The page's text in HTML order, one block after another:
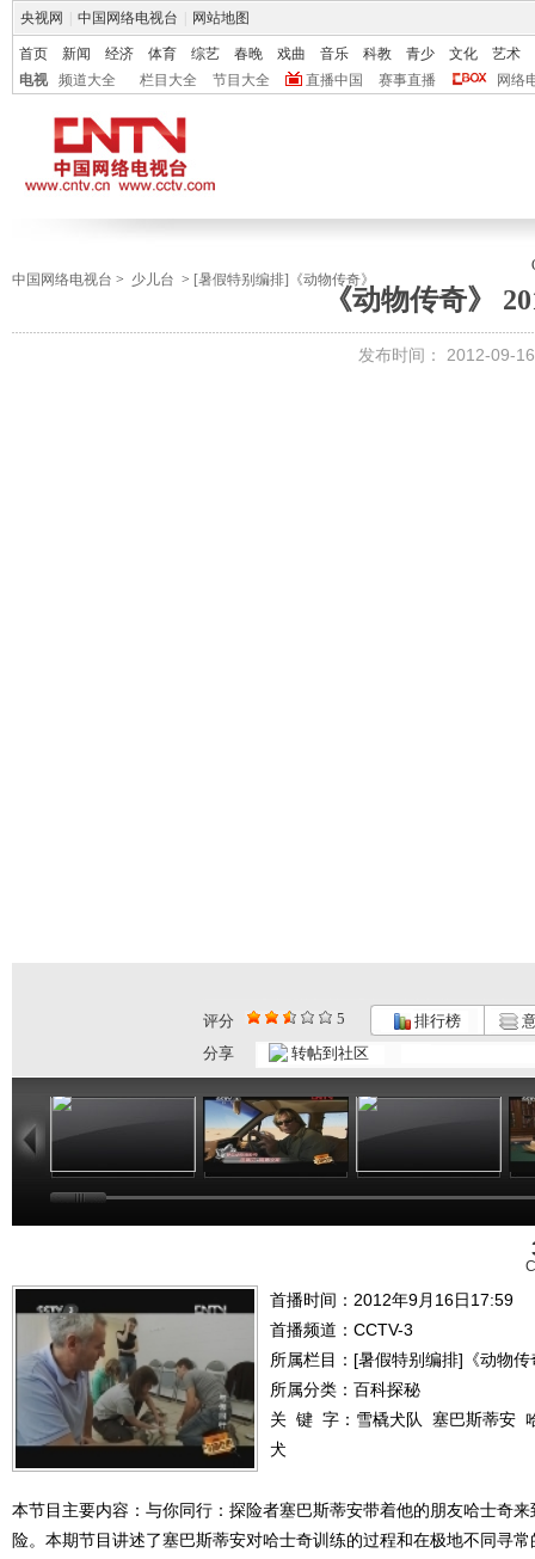
央视网 中国网络电视台 网站地图
首页 新闻 经济 体育 综艺 春晚 戏曲 音乐 科教 青少 文化
艺术
电视
频道大全 栏目大全 节目大全 直播中国 赛事直播 网络
中国网络电视台 > 少儿台 > [暑假特别编排]《动物传奇》
《动物传奇》
发布时间： 2012-09-
评分 5 排行榜
分享
转帖到社区
23:50
《动物传奇...
23:55
《动物传奇...
23:51
首播时间：2012年9月16日17:59
首播频道： CCTV-3
所属栏目： [暑假特别编排]《动物传
所属分类：百科探秘
关 键 字： 雪橇犬队 塞巴斯蒂安
犬
本节目主要内容：与你同行：探险者塞巴斯蒂安带着他的朋友哈士奇
险。本期节目讲述了塞巴斯蒂安对哈士奇训练的过程和在极地不同寻